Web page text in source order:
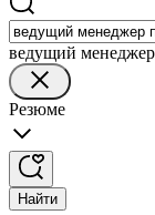
ведущий
Резюме
Найти